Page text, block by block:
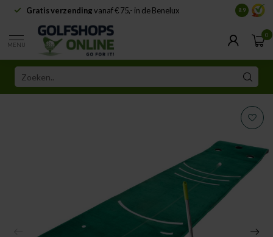
Gratis verzendingvanaf € 75,- in de Benelux 8.9
MENU
0